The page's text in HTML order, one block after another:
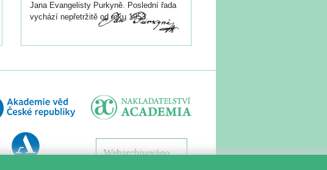
Jana Evangelisty Purkyně. Poslední řada
vychází nepřetržitě od roku 1953.